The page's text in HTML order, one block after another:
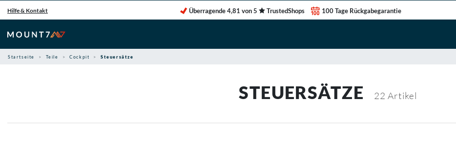
Inhalt
springen
Hilfe & Kontakt Überragende 4,81 von 5 TrustedShops 100 Tage Rückgabegarantie
Startseite Teile Cockpit Steuersätze
STEUERSÄTZE 22 Artikel